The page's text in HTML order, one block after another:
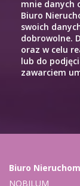
mnie danych
Biuro
swoich
dobrowolne.
oraz w celu
lub do
zawarciem
Biuro
NOBILUM